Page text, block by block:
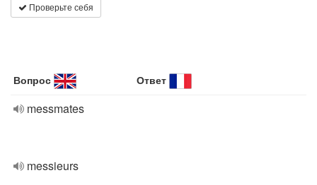
Проверьте себя
Вопрос Ответ
messmates
messieurs